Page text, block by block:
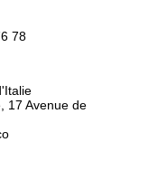
78
17 Avenue de